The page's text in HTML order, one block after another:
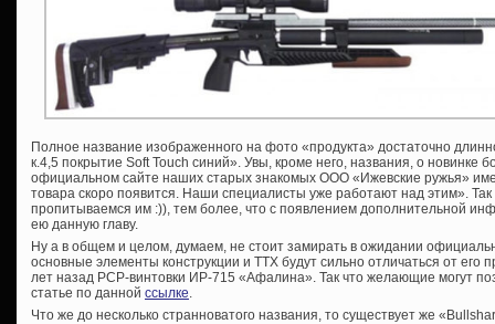
Полное название изображенного на фото «продукта» достаточно
к.4,5 покрытие Soft Touch синий». Увы, кроме него, названия, о новинке
официальном сайте наших старых знакомых ООО «Ижевские ружья»
товара скоро появится. Наши специалисты уже работают над этим».
пропитываемся им :)), тем более, что с появлением дополнительной
ею данную главу.
Ну а в общем и целом, думаем, не стоит замирать в ожидании
основные элементы конструкции и ТТХ будут сильно отличаться от
лет назад PCP-винтовки ИР-715 «Афалина». Так что желающие могут
статье по данной ссылке
Что же до несколько странноватого названия, то существует же